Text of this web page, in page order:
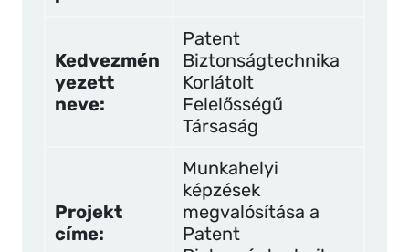
Kedvezmén
yezett
neve:
Patent
Biztonságtechnika
Korlátolt
Felelősségű
Társaság
Projekt
címe:
Munkahelyi
képzések
megvalósítása a
Patent